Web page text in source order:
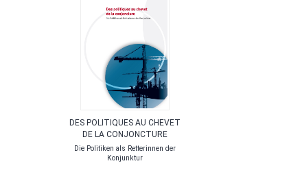
DES POLITIQUES AU CHEVET
DE LA CONJONCTURE
Die Politiken als Retterinnen der
Konjunktur